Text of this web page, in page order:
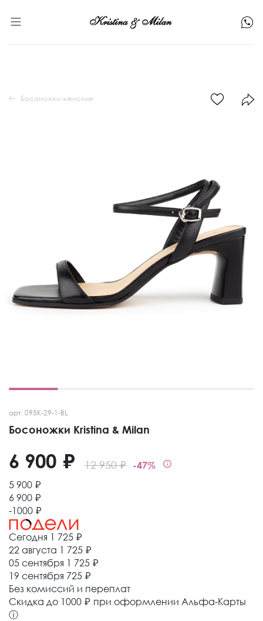
арт. 095K-29-1-BL
Босоножки Kristina & Milan
12 950 ₽ -47%
6 900 ₽
5 900 ₽
6 900 ₽
-1000 ₽
Сегодня 1 725 ₽
22 августа 1 725 ₽
05 сентября 1 725 ₽
19 сентября 725 ₽
Без комиссий и переплат
Cкидка до 1000 ₽ при оформлении Альфа-Карты
ⓘ
Босоножки женские